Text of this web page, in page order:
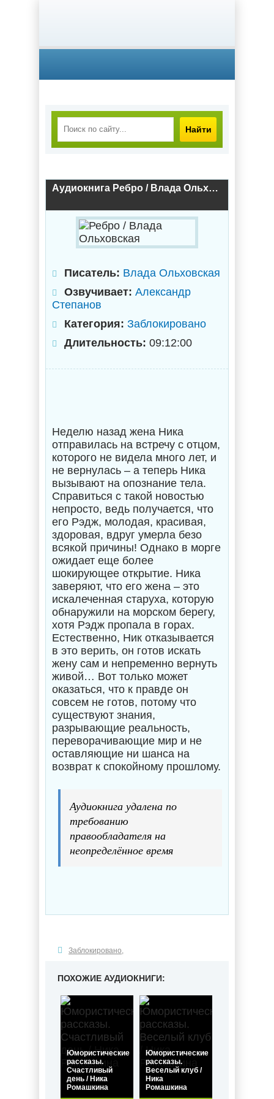
Найти
Аудиокнига Ребро / Влада Ольховская
Писатель: Влада Ольховская
Озвучивает: Александр
Степанов
Категория: Заблокировано
Длительность: 09:12:00
Неделю назад жена Ника
отправилась на встречу с отцом,
которого не видела много лет, и
не вернулась – а теперь Ника
вызывают на опознание тела.
Справиться с такой новостью
непросто, ведь получается, что
его Рэдж, молодая, красивая,
здоровая, вдруг умерла безо
всякой причины! Однако в морге
ожидает еще более
шокирующее открытие. Ника
заверяют, что его жена – это
искалеченная старуха, которую
обнаружили на морском берегу,
хотя Рэдж пропала в горах.
Естественно, Ник отказывается
в это верить, он готов искать
жену сам и непременно вернуть
живой… Вот только может
оказаться, что к правде он
совсем не готов, потому что
существуют знания,
разрывающие реальность,
переворачивающие мир и не
оставляющие ни шанса на
возврат к спокойному прошлому.
Аудиокнига удалена по
требованию
правообладателя на
неопределённое время
Заблокировано,
ПОХОЖИЕ АУДИОКНИГИ:
Юмористические
рассказы.
Счастливый
день / Ника
Ромашкина
Юмористические
рассказы.
Веселый клуб /
Ника
Ромашкина